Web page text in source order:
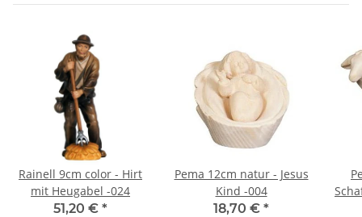
Rainell 9cm color - Hirt
mit Heugabel -024
51,20 € *
Pema 12cm natur - Jesus
Kind -004
18,70 € *